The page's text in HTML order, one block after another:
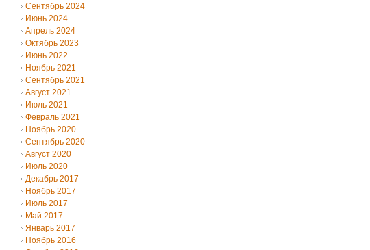
Сентябрь 2024
Июнь 2024
Апрель 2024
Октябрь 2023
Июнь 2022
Ноябрь 2021
Сентябрь 2021
Август 2021
Июль 2021
Февраль 2021
Ноябрь 2020
Сентябрь 2020
Август 2020
Июль 2020
Декабрь 2017
Ноябрь 2017
Июль 2017
Май 2017
Январь 2017
Ноябрь 2016